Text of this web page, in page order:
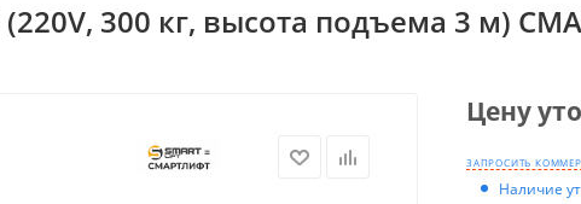
300 кг, высота подъема 3 м)
Цену
ЗАПРОСИТЬ
Наличие